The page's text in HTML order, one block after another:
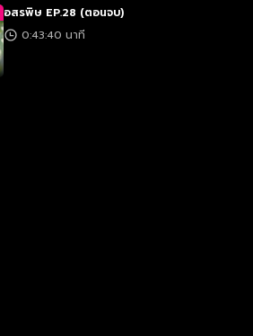
อสรพิษ EP.28 (ตอนจบ)
0:43:40 นาที